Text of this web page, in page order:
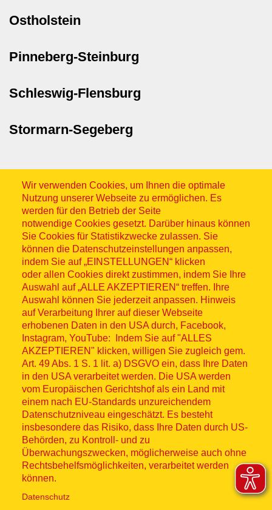
Ostholstein
Pinneberg-Steinburg
Schleswig-Flensburg
Stormarn-Segeberg
Wir verwenden Cookies, um Ihnen die optimale
Nutzung unserer Webseite zu ermöglichen. Es
werden für den Betrieb der Seite
notwendige Cookies gesetzt. Darüber hinaus können
Sie Cookies für Statistikzwecke zulassen. Sie
können die Datenschutzeinstellungen anpassen,
indem Sie auf „EINSTELLUNGEN“ klicken
oder allen Cookies direkt zustimmen, indem Sie Ihre
Auswahl auf „ALLE AKZEPTIEREN“ treffen. Ihre
Auswahl können Sie jederzeit anpassen. Hinweis
auf Verarbeitung Ihrer auf dieser Webseite
erhobenen Daten in den USA durch, Facebook,
Instagram, YouTube: Indem Sie auf "ALLES
AKZEPTIEREN" klicken, willigen Sie zugleich gem.
Art. 49 Abs. 1 S. 1 lit. a) DSGVO ein, dass Ihre Daten
in den USA verarbeitet werden. Die USA werden
vom Europäischen Gerichtshof als ein Land mit
einem nach EU-Standards unzureichendem
Datenschutzniveau eingeschätzt. Es besteht
insbesondere das Risiko, dass Ihre Daten durch US-
Behörden, zu Kontroll- und zu
Überwachungszwecken, möglicherweise auch ohne
Rechtsbehelfsmöglichkeiten, verarbeitet werden
können.
Datenschutz
Sitemap
© ASB 2026
Fußzeilenmenü
Impressum
Datenschutz
Kontakt
Hinweisgebersystem
Lieferkette
Widerruf